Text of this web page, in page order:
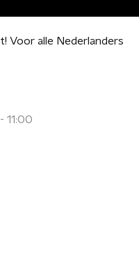
Voor alle Nederlanders
11:00